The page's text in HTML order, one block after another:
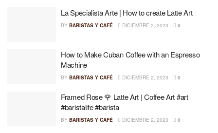
La Specialista Arte | How to create Latte Art
BY BARISTAS Y CAFÉ DICIEMBRE 2, 2023 0
How to Make Cuban Coffee with an Espresso
Machine
BY BARISTAS Y CAFÉ DICIEMBRE 2, 2023 0
Framed Rose 🌹 Latte Art | Coffee Art #art
#baristalife #barista
BY BARISTAS Y CAFÉ DICIEMBRE 2, 2023 0